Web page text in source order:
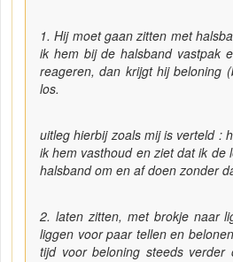
1. Hij moet gaan zitten met
ik hem bij de halsband vastpak
reageren, dan krijgt hij beloning
los.
uitleg hierbij zoals mij is verteld :
ik hem vasthoud en ziet dat ik de
halsband om en af doen zonder
2. laten zitten, met brokje naar
liggen voor paar tellen en
tijd voor beloning steeds verder